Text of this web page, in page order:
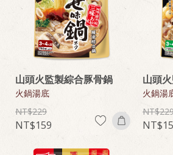
山頭火監製綜合豚骨鍋
火鍋湯底
229
159
山頭
火鍋湯